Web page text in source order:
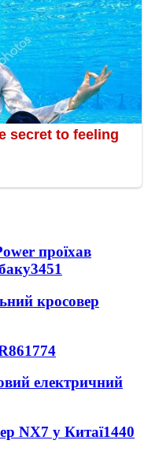
проїхав
3451
кросовер
1774
електричний
NX7 у Китаї1440